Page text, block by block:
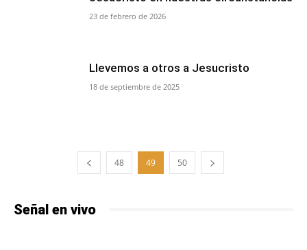
23 de febrero de 2026
Llevemos a otros a Jesucristo
18 de septiembre de 2025
48 49 50
Señal en vivo